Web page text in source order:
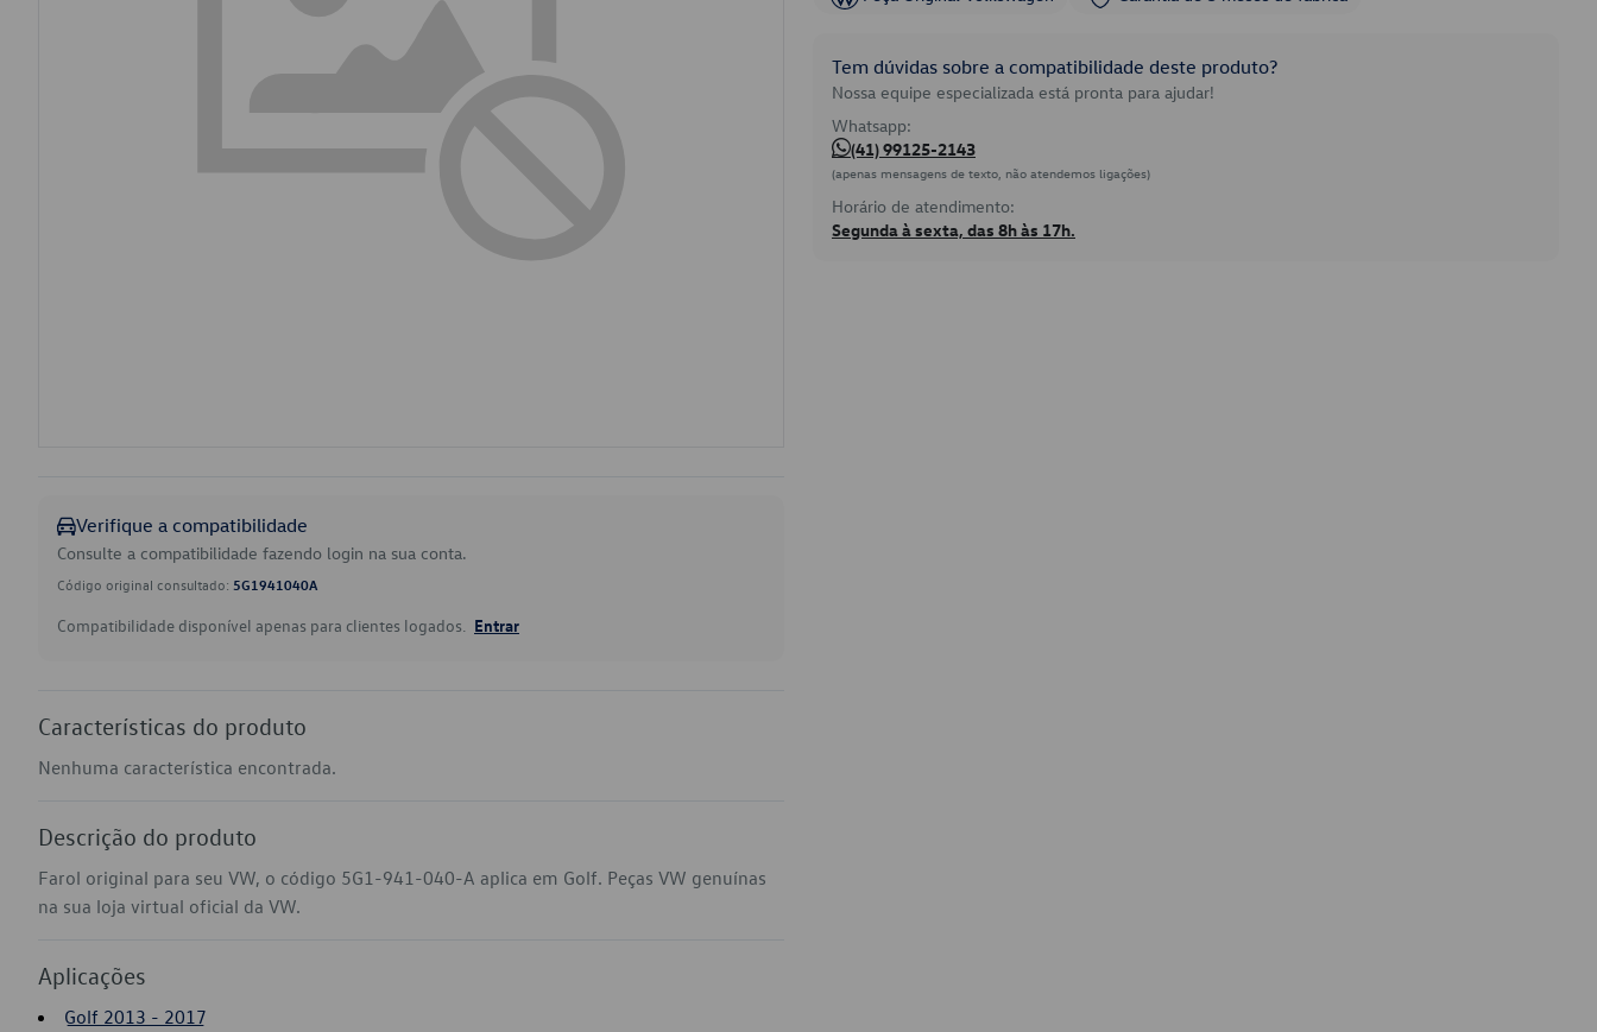
Verifique a compatibilidade
Consulte a compatibilidade fazendo login na sua conta.
Código original consultado: 5G1941040A
Compatibilidade disponível apenas para clientes logados. Entrar
Características do produto
Nenhuma característica encontrada.
Descrição do produto
Farol original para seu VW, o código 5G1-941-040-A aplica em Golf. Peças VW genuínas
na sua loja virtual oficial da VW.
Aplicações
Golf 2013 - 2017
Tem dúvidas sobre a compatibilidade deste produto?
Nossa equipe especializada está pronta para ajudar!
Whatsapp:
(41) 99125-2143
(apenas mensagens de texto, não atendemos ligações)
Horário de atendimento:
Segunda à sexta, das 8h às 17h.